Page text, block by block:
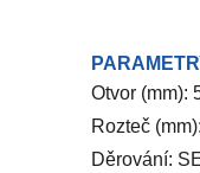
Otvor (mm):
Rozteč
Děrování: